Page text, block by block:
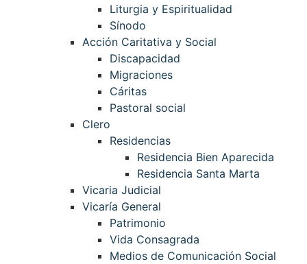
Liturgia y Espiritualidad
Sínodo
Acción Caritativa y Social
Discapacidad
Migraciones
Cáritas
Pastoral social
Clero
Residencias
Residencia Bien Aparecida
Residencia Santa Marta
Vicaria Judicial
Vicaría General
Patrimonio
Vida Consagrada
Medios de Comunicación Social